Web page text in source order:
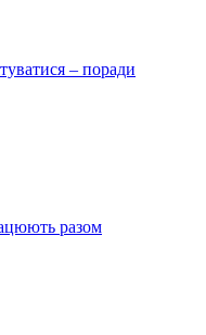
– поради
разом